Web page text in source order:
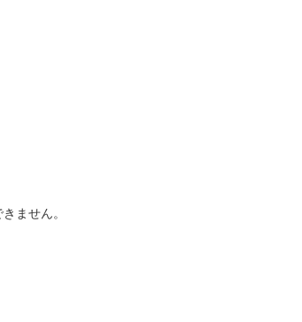
ません。